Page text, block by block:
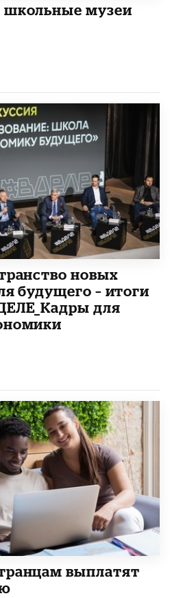
школьные музеи
новых
будущего – итоги
для
выплатят